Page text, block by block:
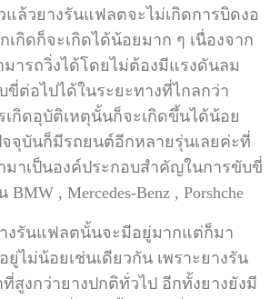
แล้วยางรันแฟลตจะไม่เกิดการบิดงอ
เกิดก็จะเกิดได้น้อยมาก ๆ เนื่องจาก
มารถวิ่งได้โดยไม่ต้องมีแรงดันลม
ต่อไปได้ในระยะทางที่ไกลกว่า
เกิดอุบัติเหตุนั้นก็จะเกิดขึ้นได้น้อย
จุบันก็มีรถยนต์อีกหลายรุ่นเลยค่ะที่
มาเป็นองค์ประกอบสำคัญในการขับขี่
BMW , Mercedes-Benz , Porshche
งรันแฟลตนั้นจะมีอยู่มากแต่ก็มา
ไม่น้อยเช่นเดียวกัน เพราะยางรัน
สูงกว่ายางปกติทั่วไป อีกทั้งยางยังมี